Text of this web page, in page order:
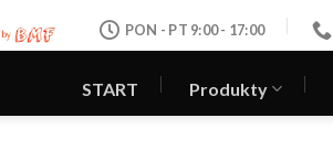
PON - PT 9:00 - 17:00
START Produkty